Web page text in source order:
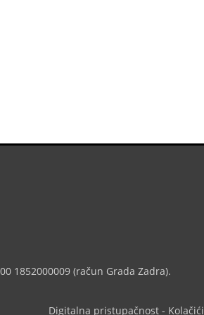
1852000009 (račun Grada Zadra).
Digitalna pristupačnost - Kolačići